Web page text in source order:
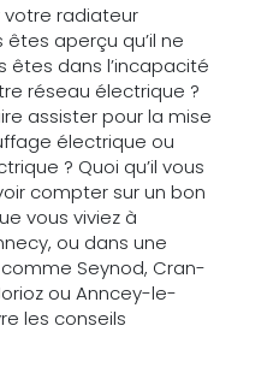
votre radiateur
aperçu qu’il ne
êtes dans l’incapacité
réseau électrique ?
assister pour la mise
électrique ou
? Quoi qu’il vous
compter sur un bon
vous viviez à
ou dans une
Seynod, Cran-
ou Anncey-le-
les conseils